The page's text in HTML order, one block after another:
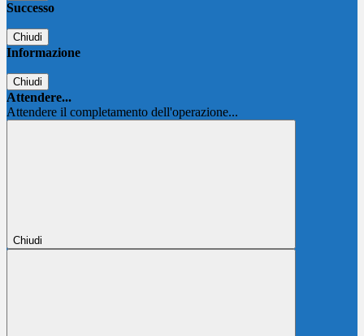
Successo
Chiudi
Informazione
Chiudi
Attendere...
Attendere il completamento dell'operazione...
Chiudi